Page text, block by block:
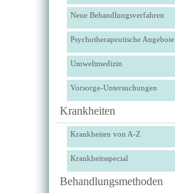
Neue Behandlungsverfahren
Psychotherapeutische Angebote
Umweltmedizin
Vorsorge-Untersuchungen
Krankheiten
Krankheiten von A-Z
Krankheitsspecial
Behandlungsmethoden